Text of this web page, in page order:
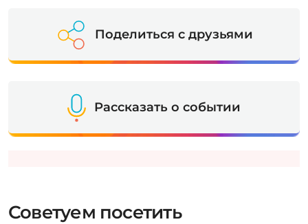
Поделиться с друзьями
Рассказать о событии
Советуем посетить